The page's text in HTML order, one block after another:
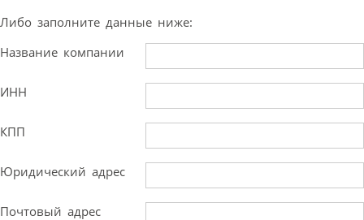
Либо заполните данные ниже:
Название компании
ИНН
КПП
Юридический адрес
Почтовый адрес